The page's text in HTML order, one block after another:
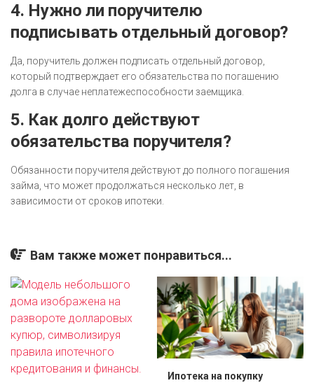
4. Нужно ли поручителю
подписывать отдельный договор?
Да, поручитель должен подписать отдельный договор,
который подтверждает его обязательства по погашению
долга в случае неплатежеспособности заемщика.
5. Как долго действуют
обязательства поручителя?
Обязанности поручителя действуют до полного погашения
займа, что может продолжаться несколько лет, в
зависимости от сроков ипотеки.
Вам также может понравиться...
Ипотека на покупку